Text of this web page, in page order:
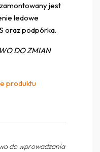
jest
ledowe
oraz podpórka.
DO ZMIAN
produktu
do wprowadzania